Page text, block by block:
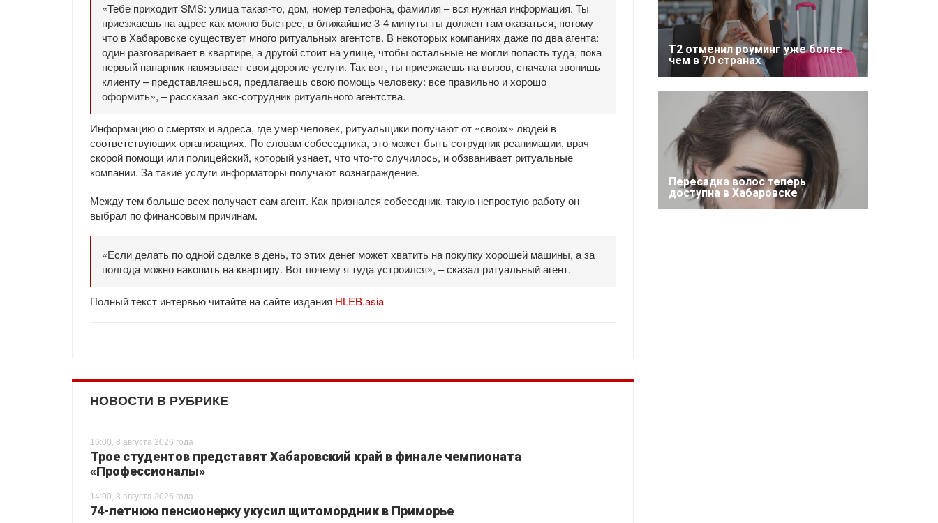
«Тебе приходит SMS: улица такая-то, дом, номер телефона, фамилия – вся нужная информация. Ты
приезжаешь на адрес как можно быстрее, в ближайшие 3-4 минуты ты должен там оказаться, потому
что в Хабаровске существует много ритуальных агентств. В некоторых компаниях даже по два агента:
один разговаривает в квартире, а другой стоит на улице, чтобы остальные не могли попасть туда, пока
первый напарник навязывает свои дорогие услуги. Так вот, ты приезжаешь на вызов, сначала звонишь
клиенту – представляешься, предлагаешь свою помощь человеку: все правильно и хорошо
оформить», – рассказал экс-сотрудник ритуального агентства.
Информацию о смертях и адреса, где умер человек, ритуальщики получают от «своих» людей в
соответствующих организациях. По словам собеседника, это может быть сотрудник реанимации, врач
скорой помощи или полицейский, который узнает, что что-то случилось, и обзванивает ритуальные
компании. За такие услуги информаторы получают вознаграждение.
Между тем больше всех получает сам агент. Как признался собеседник, такую непростую работу он
выбрал по финансовым причинам.
«Если делать по одной сделке в день, то этих денег может хватить на покупку хорошей машины, а за
полгода можно накопить на квартиру. Вот почему я туда устроился», – сказал ритуальный агент.
Полный текст интервью читайте на сайте издания HLEB.asia
НОВОСТИ В РУБРИКЕ
16:00, 8 августа 2026 года
Трое студентов представят Хабаровский край в финале чемпионата
«Профессионалы»
14:00, 8 августа 2026 года
74-летнюю пенсионерку укусил щитомордник в Приморье
Т2 отменил роуминг уже более
чем в 70 странах
Пересадка волос теперь
доступна в Хабаровске